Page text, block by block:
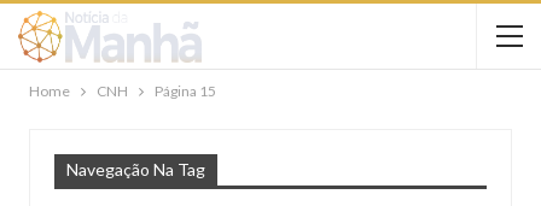
Home CNH Página 15
Navegação Na Tag